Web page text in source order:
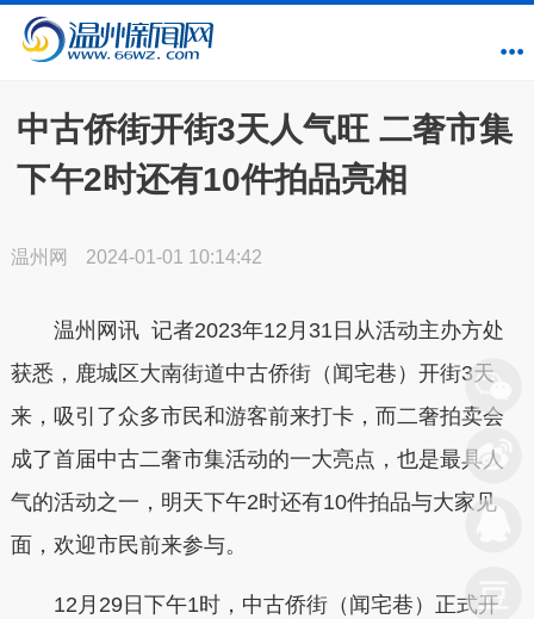
中古侨街开街3天人气旺 二奢市集
下午2时还有10件拍品亮相
温州网 2024-01-01 10:14:42
温州网讯 记者2023年12月31日从活动主办方处
获悉，鹿城区大南街道中古侨街（闻宅巷）开街3天
来，吸引了众多市民和游客前来打卡，而二奢拍卖会
成了首届中古二奢市集活动的一大亮点，也是最具人
气的活动之一，明天下午2时还有10件拍品与大家见
面，欢迎市民前来参与。
12月29日下午1时，中古侨街（闻宅巷）正式开